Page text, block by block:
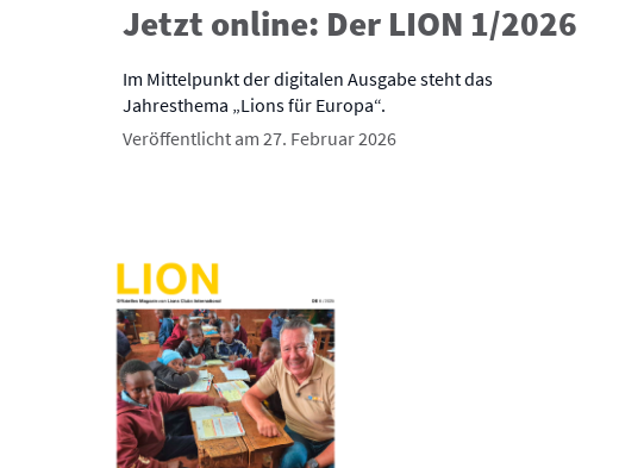
Jetzt online: Der LION 1/2026
Im Mittelpunkt der digitalen Ausgabe steht das
Jahresthema „Lions für Europa“.
Veröffentlicht am 27. Februar 2026